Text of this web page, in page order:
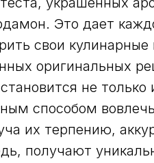
Это дает
свои кулинарные
оригинальных
не только
способом
их терпению,
получают